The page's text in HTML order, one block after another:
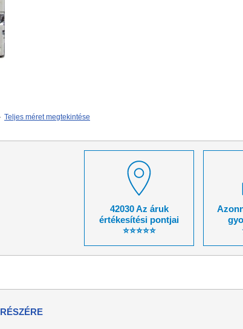
Teljes méret megtekintése
42030 Az áruk
értékesítési pontjai
⭐⭐⭐⭐⭐